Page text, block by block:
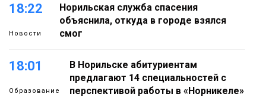
18:22
Новости
Норильская служба спасения
объяснила, откуда в городе взялся
смог
18:01
Образование
В Норильске абитуриентам
предлагают 14 специальностей с
перспективой работы в «Норникеле»